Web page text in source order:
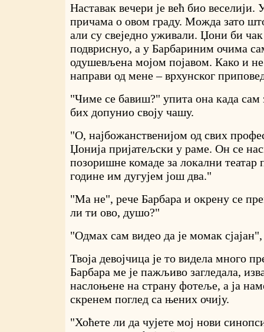
Наставак вечери је већ био
причама о овом граду. Можда зато
али су свеједно уживали. Џони би
подвриснуо, а у Барбариним очима
одушевљена мојом појавом. Како и
направи од мене – врхунског
"Чиме се бавиш?" упита она када сам
бих допунио своју чашу.
"О, најбожанственијом од свих
Џонија пријатељски у раме. Он се
позоришне комаде за локални театар
године им дугујем још два."
"Ма не", рече Барбара и окрену се
ли ти ово, душо?"
"Одмах сам видео да је момак
Твоја девојчица је то видела много
Барбара ме је пажљиво загледала,
наслоњене на страну фотеље, а ја
скренем поглед са њених очију.
"Хоћете ли да чујете мој нови